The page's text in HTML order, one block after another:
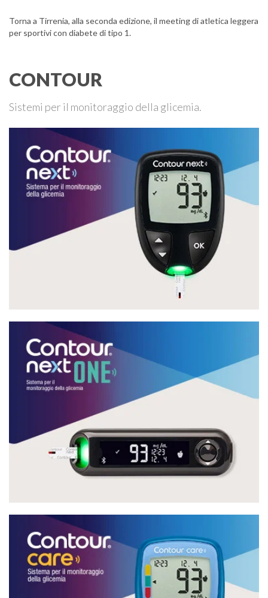
Torna a Tirrenia, alla seconda edizione, il meeting di atletica leggera
per sportivi con diabete di tipo 1.
CONTOUR
Sistemi per il monitoraggio della glicemia.